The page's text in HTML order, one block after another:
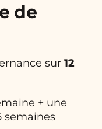
de
sur 12
+ une
semaines